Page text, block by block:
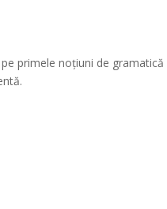
primele noțiuni de